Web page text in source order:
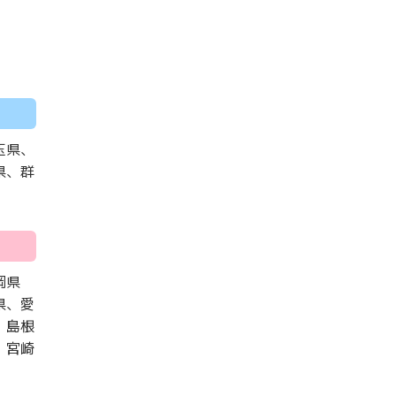
、
、群
県
、愛
島根
宮崎